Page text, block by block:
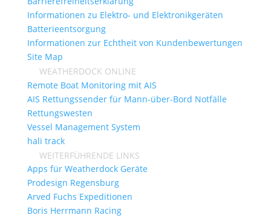
Informationen zu Elektro- und Elektronikgeräten
Batterieentsorgung
Informationen zur Echtheit von Kundenbewertungen
Site Map
WEATHERDOCK ONLINE
Remote Boat Monitoring mit AIS
AIS Rettungssender für Mann-über-Bord Notfälle
Rettungswesten
Vessel Management System
hali track
WEITERFÜHRENDE LINKS
Apps für Weatherdock Geräte
Prodesign Regensburg
Arved Fuchs Expeditionen
Boris Herrmann Racing